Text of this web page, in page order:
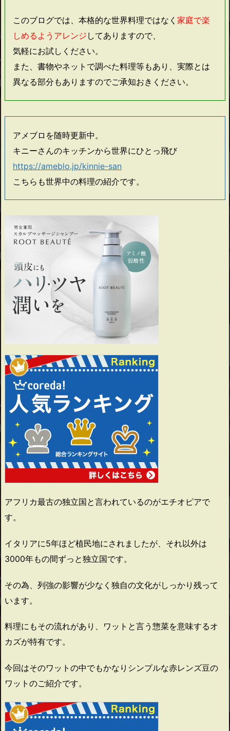
このブログでは、本格的な世界料理ではなく 家庭で楽
しめるようアレンジ してありますので、
気軽にお試しください。
また、書物やネットで調べた料理等もあり、実際とは
異なる部分もありますのでご承知おきください。
アメブロを随時更新中。
キニーさんのキッチンから世界にひとっ飛び
https://ameblo.jp/kinnie-san
こちらも世界中の料理の紹介です。
アフリカ最古の独立国と言われているのがエチオピアで
す。
イタリアに5年ほど植民地にされましたが、それ以外は
3000年もの間ずっと独立国です。
その為、列強の影響が少なく独自の文化がしっかり残って
います。
料理にもその流れがあり、ワットと言う惣菜を意味するオ
カズが特有です。
今回はそのワットの中でもかなりシンプルな赤レンズ豆の
ワットのご紹介です。